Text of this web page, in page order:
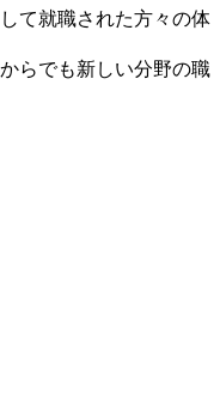
て就職された方々の体
らでも新しい分野の職